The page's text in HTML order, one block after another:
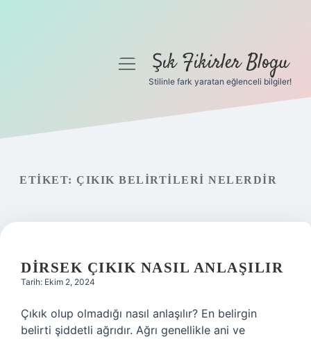
Gizlilik Politikası
menüyüŞık Fikirler Blogu
Stilinle fark yaratan eğlenceli bilgiler!
ETIKET: ÇIKIK BELIRTILERI NELERDIR
DIRSEK ÇIKIK NASIL ANLAŞILIR
Tarih: Ekim 2, 2024
Çıkık olup olmadığı nasıl anlaşılır? En belirgin
belirti şiddetli ağrıdır. Ağrı genellikle ani ve